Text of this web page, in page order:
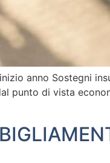
anno Sostegni
punto di vista